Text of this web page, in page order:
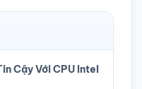
Cậy Với CPU Intel